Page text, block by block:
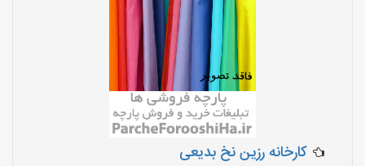
کارخانه رزین نخ بدیعی